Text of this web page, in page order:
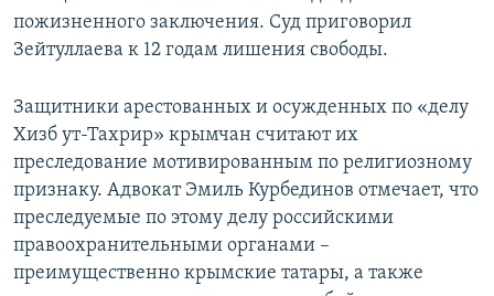
пожизненного заключения. Суд приговорил
Зейтуллаева к 12 годам лишения свободы.
Защитники арестованных и осужденных по «делу
Хизб ут-Тахрир» крымчан считают их
преследование мотивированным по религиозному
признаку. Адвокат Эмиль Курбединов отмечает, что
преследуемые по этому делу российскими
правоохранительными органами –
преимущественно крымские татары, а также